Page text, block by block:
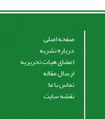
صفحه اصلی
درباره نشریه
اعضای هیات تحریریه
ارسال مقاله
تماس با ما
نقشه سایت